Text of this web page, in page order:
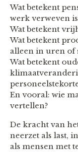
Wat betekent
werk verweven
Wat betekent
Wat betekent
alleen in uren of
Wat betekent
En vooral: wie
vertellen?
De kracht van
neerzet als last,
als mensen met